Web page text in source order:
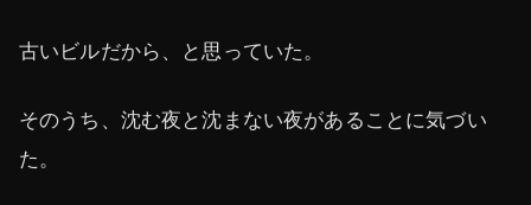
古いビルだから、と思っていた。
そのうち、沈む夜と沈まない夜があることに気づい
た。